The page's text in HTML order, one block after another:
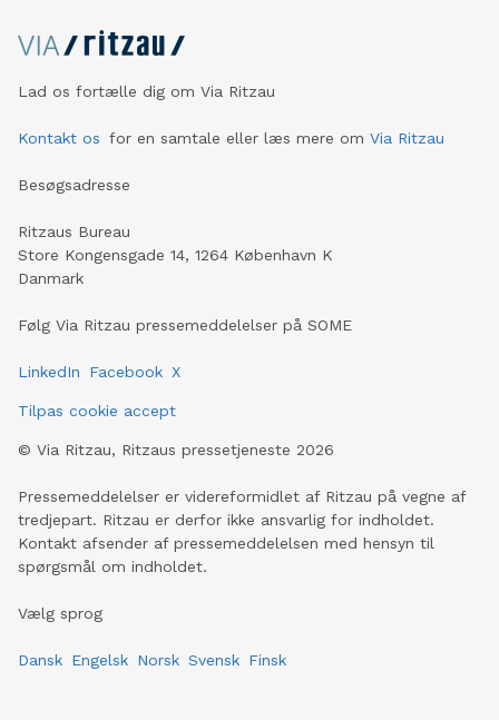
Lad os fortælle dig om Via Ritzau
Kontakt os for en samtale eller læs mere om Via Ritzau
Besøgsadresse
Ritzaus Bureau
Store Kongensgade 14, 1264 København K
Danmark
Følg Via Ritzau pressemeddelelser på SOME
LinkedIn Facebook X
Tilpas cookie accept
© Via Ritzau, Ritzaus pressetjeneste 2026
Pressemeddelelser er videreformidlet af Ritzau på vegne af
tredjepart. Ritzau er derfor ikke ansvarlig for indholdet.
Kontakt afsender af pressemeddelelsen med hensyn til
spørgsmål om indholdet.
Vælg sprog
Dansk Engelsk Norsk Svensk Finsk